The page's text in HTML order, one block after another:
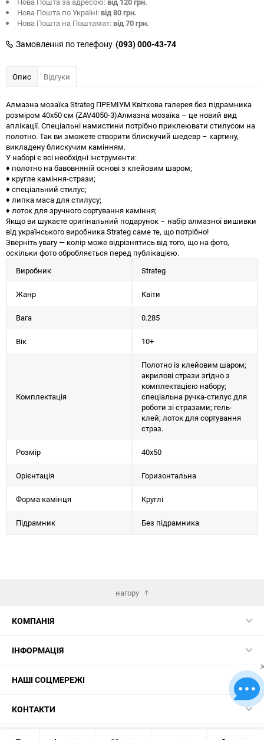
Нова Пошта по Україні:від 80 грн.
Нова Пошта на Поштамат:від 70 грн.
Замовлення по телефону (093) 000-43-74
Опис Відгуки
Алмазна мозаїка Strateg ПРЕМІУМ Квіткова галерея без підрамника
розміром 40х50 см (ZAV4050-3)Алмазна мозаїка – це новий вид
аплікації. Спеціальні намистини потрібно приклеювати стилусом на
полотно. Так ви зможете створити блискучий шедевр – картину,
викладену блискучим камінням.
У наборі є всі необхідні інструменти:
♦ полотно на бавовняній основі з клейовим шаром;
♦ кругле каміння-стрази;
♦ спеціальний стилус;
♦ липка маса для стилусу;
♦ лоток для зручного сортування каміння;
Якщо ви шукаєте оригінальний подарунок – набір алмазної вишивки
від українського виробника Strateg саме те, що потрібно!
Зверніть увагу — колір може відрізнятись від того, що на фото,
оскільки фото обробляється перед публікацією.
Виробник
Strateg
Жанр Квіти
Вага 0.285
Вік 10+
Комплектація
Полотно із клейовим шаром;
акрилові стрази згідно з
комплектацією набору;
спеціальна ручка-стилус для
роботи зі стразами; гель-
клей; лоток для сортування
страз.
Розмір 40х50
Орієнтація Горизонтальна
Форма камінця Круглі
Підрамник Без підрамника
нагору
КОМПАНІЯ
ІНФОРМАЦІЯ
НАШІ СОЦМЕРЕЖІ
КОНТАКТИ